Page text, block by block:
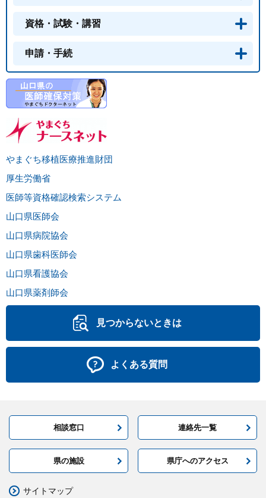
資格・試験・講習
申請・手続
やまぐち移植医療推進財団
厚生労働省
医師等資格確認検索システム
山口県医師会
山口県病院協会
山口県歯科医師会
山口県看護協会
山口県薬剤師会
見つからないときは
よくある質問
相談窓口 連絡先一覧
県の施設 県庁へのアクセス
サイトマップ